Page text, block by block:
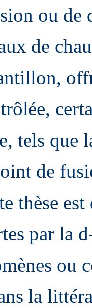
ou de
de
tels que
de
thèse
par la
ou
la